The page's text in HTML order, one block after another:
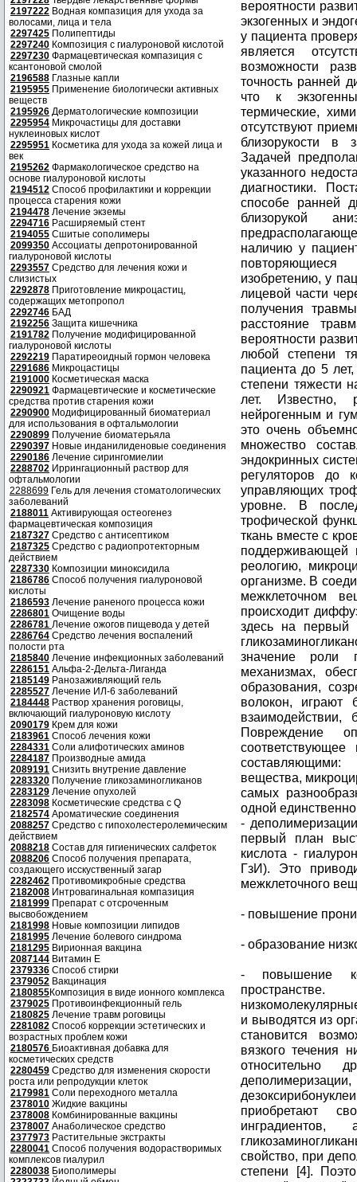
2197222 Водная компазиция для ухода за
волосами, лица и тела
2297425 Полипептиды
2297240 Композиция с гиалуроновой кислотой
2297230 Фармацевтическая компазиция с
ксантоновой смолой
2196588 Глазные капли
2195955 Применение биологически активных
веществ
2195926 Дерматологические композиции
2295954 Микрочастицы для доставки
нуклеиновых кислот
2295951 Косметика для ухода за кожей лица и
век
2195262 Фармакологическое средство на
основе гиалуроновой кислоты
2194512 Способ профилактики и коррекции
процесса старения кожи
2194478 Лечение экземы
2294716 Расширяемый стент
2194055 Сшитые сополимеры
2099350 Ассоциаты депротонированной
гиалуроновой кислоты
2293557 Средство для лечения кожи и
слизистых
2292878 Приготовление микроцастиц,
содержащих метопропол
2292746 БАД
2192256 Защита кишечника
2191782 Получение модифицированной
гиалуроновой кислоты
2292219 Паратиреоидный гормон человека
2291686 Микроцастицы
2191000 Косметическая маска
2290921 Фармацевтические и косметические
средства против старения кожи
2290900 Модифицированный биоматериал
для использования в офтальмологии
2290899 Получение биоматерьяла
2290397 Новые инданилиденовые соединения
2290186 Лечение сирингомиелии
2288702 Иррингационный раствор для
офтальмологии
2288699 Гель для лечения стоматологических
заболеваний
2188011 Активирующая остеогенез
фармацевтическая композиция
2187327 Средство с антисептиком
2187325 Средство с радиопротекторным
действием
2287330 Композиции миноксидила
2186786 Способ получения гиалуроновой
кислоты
2186593 Лечение раненого процесса кожи
2286801 Очищение воды
2286781 Лечение ожогов пищевода у детей
2286764 Средство лечения воспалений
полости рта
2185840 Лечение инфекционных заболеваний
2286151 Альфа-2-Дельта-Лиганда
2185149 Ранозаживляющий гель
2285527 Лечение ИЛ-6 заболеваний
2184448 Раствор хранения роговицы,
включающий гиалуроновую кислоту
2090179 Крем для кожи
2183961 Способ лечения кожи
2284331 Соли алифотических аминов
2284187 Производные амида
2089191 Снизить внутрение давление
2283320 Получение гликозаминогликанов
2283129 Лечение опухолей
2283098 Косметические средства с Q
2182574 Ароматические соединения
2088257 Средство с гипохолестеролемическим
действием
2088218 Состав для гигиенических салфеток
2088206 Способ получения препарата,
создающего исскуственный загар
2282462 Противомикробные средства
2182008 Интровагинальная компазиция
2181999 Препарат с отсроченным
высвобождением
2181998 Новые композиции липидов
2181995 Лечение болевого синдрома
2181295 Вирионная вакцина
2087144 Витамин Е
2379336 Способ стирки
2379052 Вакцинация
2180855Композиция в виде ионного комплекса
2379025 Противоинфекционный гель
2180825 Лечение травм роговицы
2281082 Способ коррекции эстетических и
возрастных проблем кожи
2180576 Биоактивная добавка для
косметических средств
2280459 Средство для изменения скорости
роста или репродукции клеток
2179981 Соли переходного металла
2378010 Жидкие вакцины
2378008 Комбинированные вакцины
2378007 Анаболическое средство
2377973 Растительные экстракты
2280041 Способ получения водорастворимых
комплексов гиалурил
2280038 Биополимеры
вероятности
экзогенных и
у пациента
является
возможности
точность ранней
что к
термические,
отсутствуют
близорукости в
Задачей
указанного
диагностики.
способе ранней
близорукой
наличию у
изобретению, у
лицевой части
получения
расстояние
вероятности
любой степени
пациента до 5
степени тяжести
лет. Известно,
нейрогенным и
это очень
множество
эндокринных
регуляторов до
управляющих
уровне. В
трофической
ткань вместе с
поддерживающей
реологию,
организме. В
межклеточном
происходит
здесь на первый
значение роли
механизмах,
образования,
волокон, играют
взаимодействии,
Повреждение
вещества,
самых
одной
-
первый план
кислота -
ГзИ). Это
межклеточного
- повышение
- образование
- повышение
и выводятся из
становится
вязкого течения
приобретают
свойство, при
степени [4].